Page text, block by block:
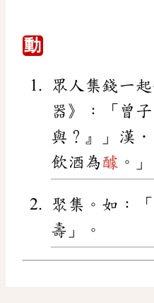
動
眾人集錢一
器》：「曾
與？』」漢
飲酒為醵 。」
聚集。如：「
壽」。